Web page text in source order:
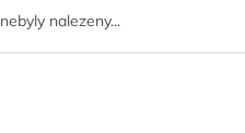
nebyly nalezeny...